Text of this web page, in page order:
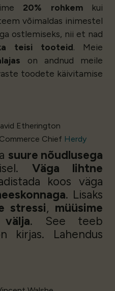
20% rohkemkui
võimaldas inimestel
ostlemiseks, nii et nad
teisi tooteid. Meie
on andnud meile
toodete käivitamise
Etherington
Chief Herdy
suure nõudlusega
Väga lihtne
koos väga
. Lisaks
stressi, müüsime
. See teeb
kirjas. Lahendus